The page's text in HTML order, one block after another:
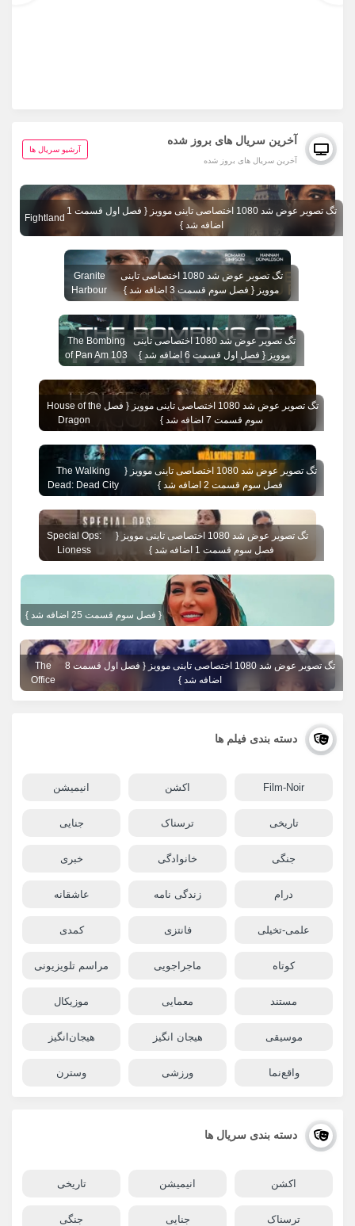
آخرین سریال های بروز شده
آخرین سریال های بروز شده
آرشیو سریال ها
تگ تصویر عوض شد 1080 اختصاصی تاینی موویز { فصل اول قسمت 1
اضافه شد }
Fightland
تگ تصویر عوض شد 1080 اختصاصی تاینی
موویز { فصل سوم قسمت 3 اضافه شد }
Granite
Harbour
تگ تصویر عوض شد 1080 اختصاصی تاینی
موویز { فصل اول قسمت 6 اضافه شد }
The Bombing
of Pan Am 103
تگ تصویر عوض شد 1080 اختصاصی تاینی موویز { فصل
سوم قسمت 7 اضافه شد }
House of the
Dragon
تگ تصویر عوض شد 1080 اختصاصی تاینی موویز {
فصل سوم قسمت 2 اضافه شد }
The Walking
Dead: Dead City
تگ تصویر عوض شد 1080 اختصاصی تاینی موویز {
فصل سوم قسمت 1 اضافه شد }
Special Ops:
Lioness
{ فصل سوم قسمت 25 اضافه شد }
تگ تصویر عوض شد 1080 اختصاصی تاینی موویز { فصل اول قسمت 8
اضافه شد }
The
Office
دسته بندی فیلم ها
Film-Noir اکشن انیمیشن
تاریخی ترسناک جنایی
جنگی خانوادگی خبری
درام زندگی نامه عاشقانه
علمی-تخیلی فانتزی کمدی
کوتاه ماجراجویی مراسم تلویزیونی
مستند معمایی موزیکال
موسیقی هیجان انگیز هیجان‌انگیز
واقع‌نما ورزشی وسترن
دسته بندی سریال ها
اکشن انیمیشن تاریخی
ترسناک جنایی جنگی